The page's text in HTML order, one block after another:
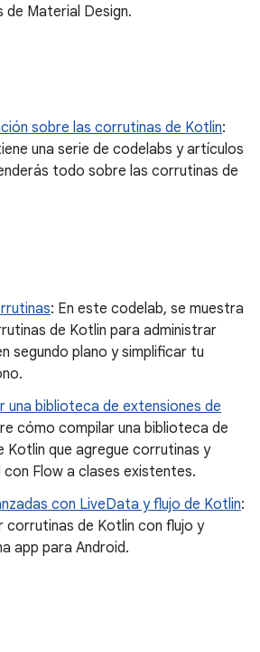
de Material Design.
sobre las corrutinas de Kotlin:
una serie de codelabs y artículos
todo sobre las corrutinas de
: En este codelab, se muestra
de Kotlin para administrar
segundo plano y simplificar tu
una biblioteca de extensiones de
cómo compilar una biblioteca de
Kotlin que agregue corrutinas y
Flow a clases existentes.
con LiveData y flujo de Kotlin:
corrutinas de Kotlin con flujo y
app para Android.